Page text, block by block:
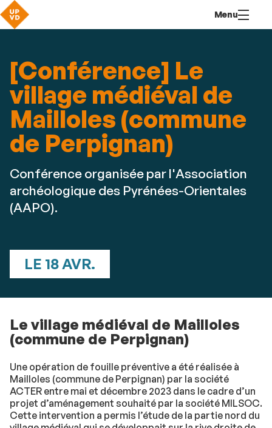
contenu
Menu
[Conférence] Le
village médiéval de
Mailloles (commune
de Perpignan)
Conférence organisée par l'Association
archéologique des Pyrénées-Orientales
(AAPO).
LE 18 AVR.
Le village médiéval de Mailloles
(commune de Perpignan)
Une opération de fouille préventive a été réalisée à
Mailloles (commune de Perpignan) par la société
ACTER entre mai et décembre 2023 dans le cadre d’un
projet d’aménagement souhaité par la société MILSOC.
Cette intervention a permis l’étude de la partie nord du